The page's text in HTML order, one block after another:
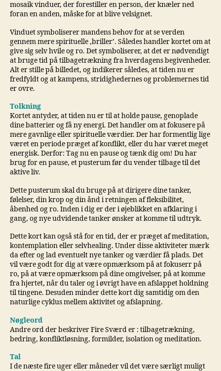
mosaik vinduer, der forestiller en person, der knæler ned
foran en anden, måske for at blive velsignet.
Vinduet symboliserer mandens behov for at se verden
gennem mere spirituelle ‚briller’. Således handler kortet om at
give sig selv hvile og ro. Det symboliserer, at det er nødvendigt
at bruge tid på tilbagetrækning fra hverdagens begivenheder.
Alt er stille på billedet, og indikerer således, at tiden nu er
fredfyldt og at kampens, stridighedernes og problemernes tid
er ovre.
Tolkning
Kortet antyder, at tiden nu er til at holde pause, genoplade
dine batterier og få ny energi. Det handler om at fokusere på
mere gavnlige eller spirituelle værdier. Der har formentlig lige
været en periode præget af konflikt, eller du har været meget
energisk. Derfor: Tag nu en pause og tænk dig om! Du har
brug for en pause, et pusterum før du vender tilbage til det
aktive liv.
Dette pusterum skal du bruge på at dirigere dine tanker,
følelser, din krop og din ånd i retningen af fleksibilitet,
åbenhed og ro. Inden i dig er der i øjeblikket en afklaring i
gang, og nye udvidende tanker ønsker at komme til udtryk.
Dette kort kan også stå for en tid, der er præget af meditation,
kontemplation eller selvhealing. Under disse aktiviteter mærk
da efter og lad eventuelt nye tanker og værdier få plads. Det
vil være godt for dig at være opmærksom på at fokuserr på
ro, på at være opmærksom på dine omgivelser, på at komme
fra hjertet, når du taler og i øvrigt have en afslappet holdning
til tingene. Desuden minder dette kort dig samtidig om den
naturlige cyklus mellem aktivitet og afslapning.
Nøgleord
Andre ord der beskriver Fire Sværd er : tilbagetrækning,
bedring, konfliktløsning, formilder, isolation og meditation.
Tal
I de næste fire uger eller måneder vil det være særligt muligt